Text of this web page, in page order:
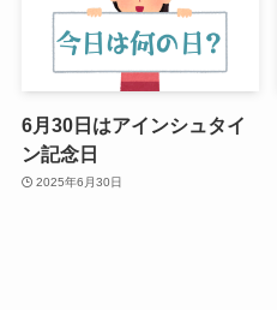
6月30日はアインシュタイ
ン記念日
2025年6月30日